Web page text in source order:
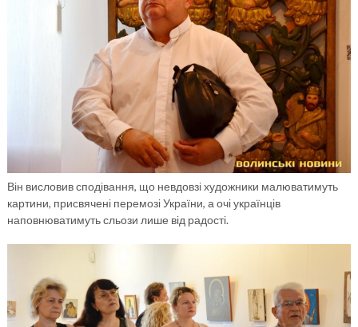
Він висловив сподівання, що невдовзі художники малюватимуть
картини, присвячені перемозі України, а очі українців
наповнюватимуть сльози лише від радості.